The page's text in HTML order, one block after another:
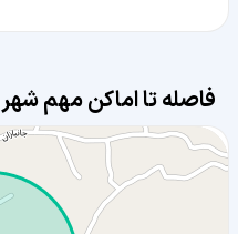
فاصله تا اماکن مهم شهر